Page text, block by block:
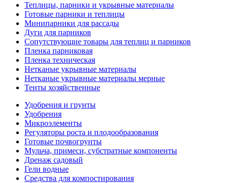
Теплицы, парники и укрывные материалы
Готовые парники и теплицы
Минипарники для рассады
Дуги для парников
Сопутствующие товары для теплиц и парников
Пленка парниковая
Пленка техническая
Нетканые укрывные материалы
Нетканые укрывные материалы мерные
Тенты хозяйственные
Удобрения и грунты
Удобрения
Микроэлементы
Регуляторы роста и плодообразования
Готовые почвогрунты
Мульча, примеси, субстратные компоненты
Дренаж садовый
Гели водные
Средства для компостирования